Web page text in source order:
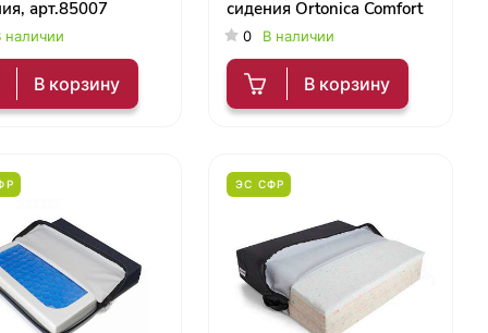
арт.85007
наличии
В корзину
сидения Ortonica Comfort
0 В наличии
В корзину
ЭС СФР